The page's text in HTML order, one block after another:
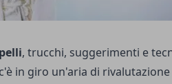
, trucchi, suggerimenti e
in giro un'aria di